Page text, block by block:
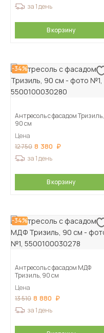
за 1 день
В корзину
-34%
Антресоль с фасадом Тризиль,
90 см
Цена
12 750 8 380
за 1 день
В корзину
-34%
Антресоль с фасадом МДФ
Тризиль, 90 см
Цена
13 510 8 880
за 1 день